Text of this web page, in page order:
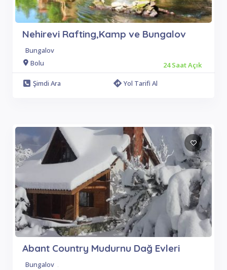
Nehirevi Rafting,Kamp ve Bungalov
Bungalov
Bolu
24 Saat Açık
Şimdi Ara
Yol Tarifi Al
Abant Country Mudurnu Dağ Evleri
Bungalov .